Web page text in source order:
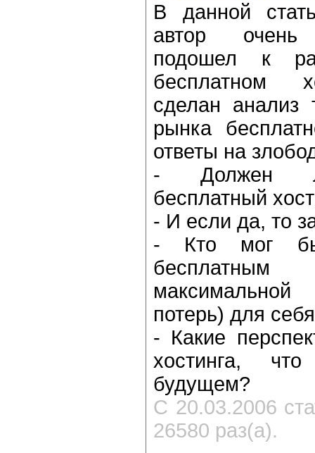
В данной
автор очень
подошел к
бесплатном
сделан анализ
рынка
ответы на
- Должен
бесплатный
- И если да, то
- Кто мог бы
потерь) для
- Какие
хостинга,
будущем?
С 20.03.2006
26580 раз(а).